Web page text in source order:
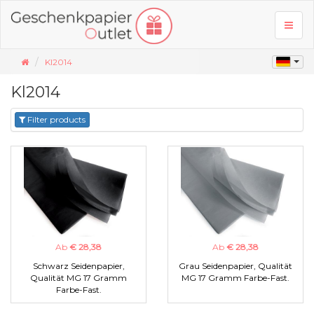
Kl2014
Kl2014
Filter products
Ab € 28,38
Schwarz Seidenpapier,
Qualität MG 17 Gramm
Farbe-Fast.
Ab € 28,38
Grau Seidenpapier, Qualität
MG 17 Gramm Farbe-Fast.